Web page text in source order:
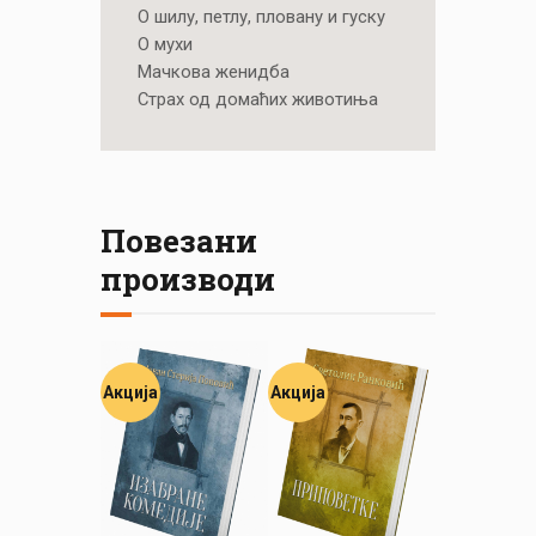
О шилу, петлу, пловану и гуску
О мухи
Мачкова женидба
Страх од домаћих животиња
Повезани
производи
Акција Акција
Пријавите се за наш NEWSLETTER и
остварите 15% попуста на већ снижене
цене при првој куповини!
Купон не важи за књиге које су већ на специјалним акцијама